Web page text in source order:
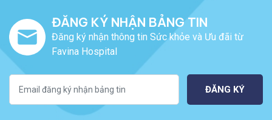
ĐĂNG KÝ NHẬN BẢNG TIN
Đăng ký nhận thông tin Sức khỏe và Ưu đãi từ
Favina Hospital
ĐĂNG KÝ